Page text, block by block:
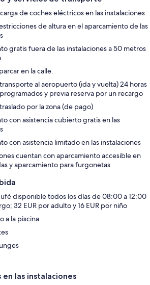
de coches eléctricos en las instalaciones
de altura en el aparcamiento de las
gratis fuera de las instalaciones a 50 metros
en la calle.
al aeropuerto (ida y vuelta) 24 horas
y previa reserva por un recargo
por la zona (de pago)
con asistencia cubierto gratis en las
con asistencia limitado en las instalaciones
cuentan con aparcamiento accesible en
y aparcamiento para furgonetas
disponible todos los días de 08:00 a 12:00
32 EUR por adulto y 16 EUR por niño
a la piscina
en las instalaciones